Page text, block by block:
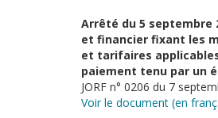
Arrêté du 5 septembre
et financier fixant les
et tarifaires
paiement tenu par un
JORF n° 0206 du 7
Voir le document (en